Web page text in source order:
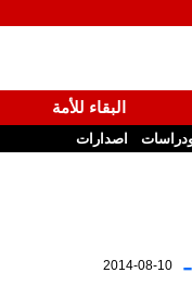
البقاء للأمة
اصدارات
-
2014-08-10